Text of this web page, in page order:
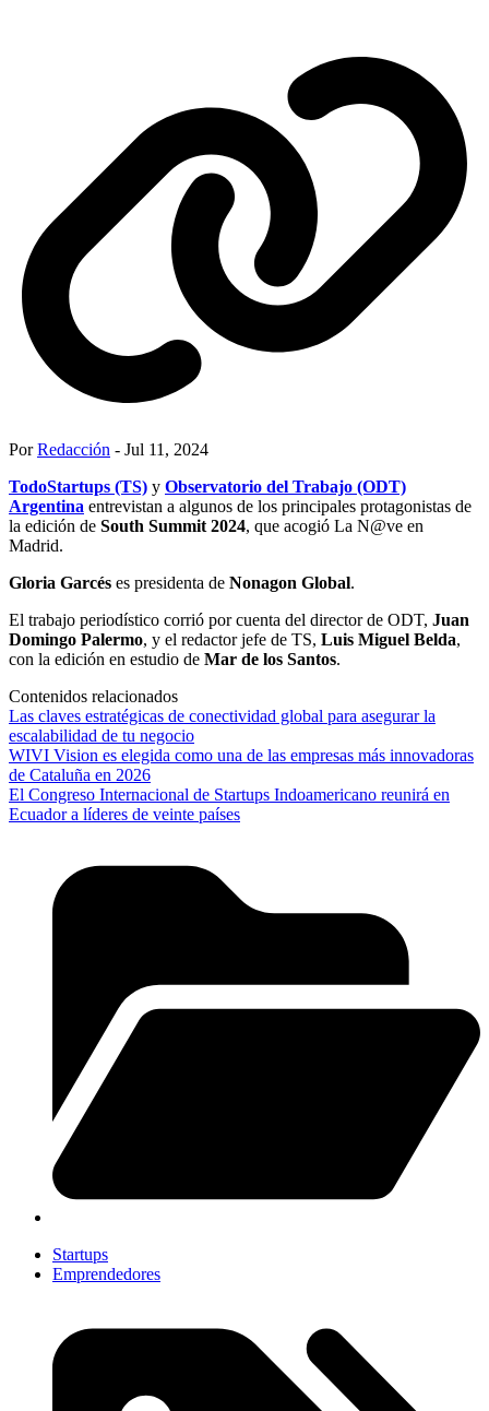
PorRedacción - Jul 11, 2024
TodoStartups (TS) y Observatorio del Trabajo (ODT)
Argentina entrevistan a algunos de los principales protagonistas de
la edición de South Summit 2024, que acogió La N@ve en
Madrid.
Gloria Garcés es presidenta de Nonagon Global.
El trabajo periodístico corrió por cuenta del director de ODT, Juan
Domingo Palermo, y el redactor jefe de TS, Luis Miguel Belda,
con la edición en estudio de Mar de los Santos.
Contenidos relacionados
Las claves estratégicas de conectividad global para asegurar la
escalabilidad de tu negocio
WIVI Vision es elegida como una de las empresas más innovadoras
de Cataluña en 2026
El Congreso Internacional de Startups Indoamericano reunirá en
Ecuador a líderes de veinte países
Startups
Emprendedores